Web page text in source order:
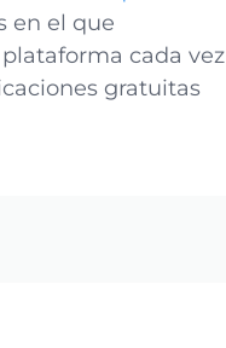
en el que
cada vez
gratuitas